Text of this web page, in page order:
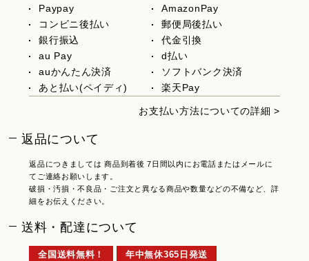
Paypay
AmazonPay
コンビニ後払い
郵便局後払い
銀行振込
代金引換
au Pay
d払い
auかんたん決済
ソフトバンク決済
あと払い(ペイディ)
楽天Pay
お支払い方法についての詳細 >
返品について
返品につきましては 商品到着後 7日間以内にお電話またはメールに
てご連絡お願いします。
破損・汚損・不良品・ご注文と異なる商品や数量などの不備など、詳
細をお伝えください。
送料・配達について
全国送料無料！ 年中無休365日発送